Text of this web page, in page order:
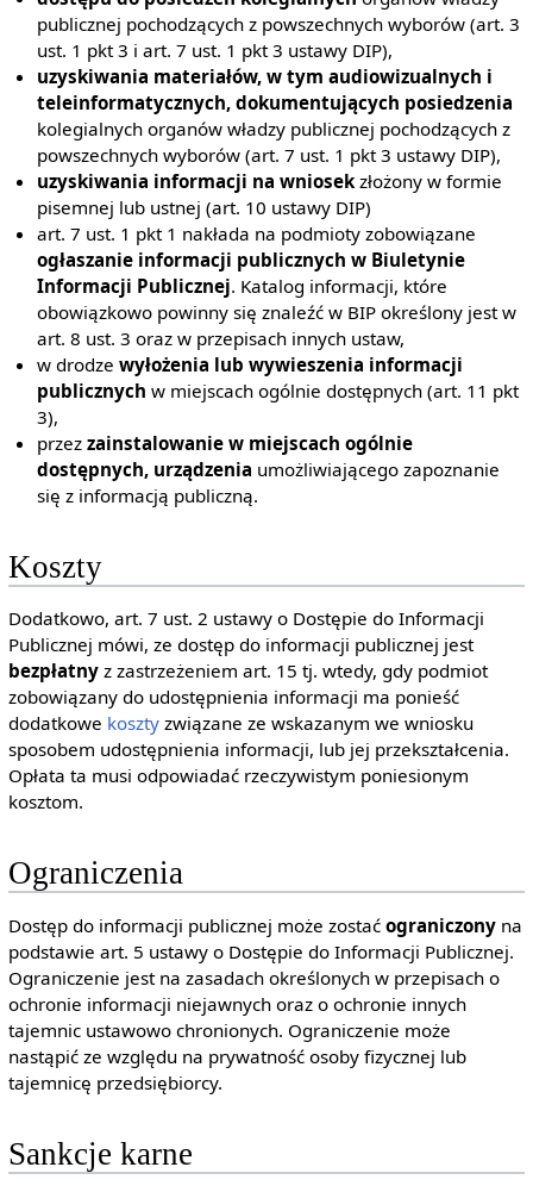
publicznej pochodzących z powszechnych wyborów (art. 3
ust. 1 pkt 3 i art. 7 ust. 1 pkt 3 ustawy DIP),
uzyskiwania materiałów, w tym audiowizualnych i
teleinformatycznych, dokumentujących posiedzenia
kolegialnych organów władzy publicznej pochodzących z
powszechnych wyborów (art. 7 ust. 1 pkt 3 ustawy DIP),
uzyskiwania informacji na wniosek złożony w formie
pisemnej lub ustnej (art. 10 ustawy DIP)
art. 7 ust. 1 pkt 1 nakłada na podmioty zobowiązane
ogłaszanie informacji publicznych w Biuletynie
Informacji Publicznej. Katalog informacji, które
obowiązkowo powinny się znaleźć w BIP określony jest w
art. 8 ust. 3 oraz w przepisach innych ustaw,
w drodzewyłożenia lub wywieszenia informacji
publicznych w miejscach ogólnie dostępnych (art. 11 pkt
3),
przezzainstalowanie w miejscach ogólnie
dostępnych, urządzenia umożliwiającego zapoznanie
się z informacją publiczną.
Koszty
Dodatkowo, art. 7 ust. 2 ustawy o Dostępie do Informacji
Publicznej mówi, ze dostęp do informacji publicznej jest
bezpłatnyz zastrzeżeniem art. 15 tj. wtedy, gdy podmiot
zobowiązany do udostępnienia informacji ma ponieść
dodatkowe kosztyzwiązane ze wskazanym we wniosku
sposobem udostępnienia informacji, lub jej przekształcenia.
Opłata ta musi odpowiadać rzeczywistym poniesionym
kosztom.
Ograniczenia
Dostęp do informacji publicznej może zostać ograniczonyna
podstawie art. 5 ustawy o Dostępie do Informacji Publicznej.
Ograniczenie jest na zasadach określonych w przepisach o
ochronie informacji niejawnych oraz o ochronie innych
tajemnic ustawowo chronionych. Ograniczenie może
nastąpić ze względu na prywatność osoby fizycznej lub
tajemnicę przedsiębiorcy.
Sankcje karne